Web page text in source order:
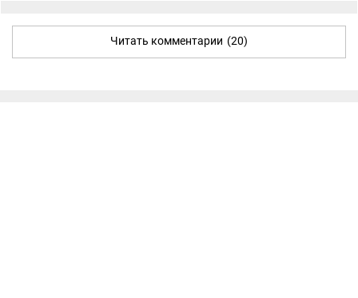
Читать комментарии (20)